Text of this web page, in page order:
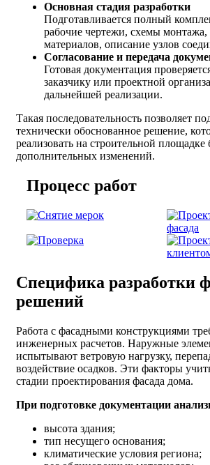
Основная стадия разработки
Подготавливается полный
рабочие чертежи, схемы
материалов, описание узлов
Согласование и передача
Готовая документация
заказчику или проектной
дальнейшей реализации.
Такая последовательность позволяет
технически обоснованное решение,
реализовать на строительной площадке
дополнительных изменений.
Процесс работ
Специфика разработки
решений
Работа с фасадными конструкциями
инженерных расчетов. Наружные
испытывают ветровую нагрузку,
воздействие осадков. Эти факторы
стадии проектирования фасада дома.
При подготовке документации
высота здания;
тип несущего основания;
климатические условия региона;